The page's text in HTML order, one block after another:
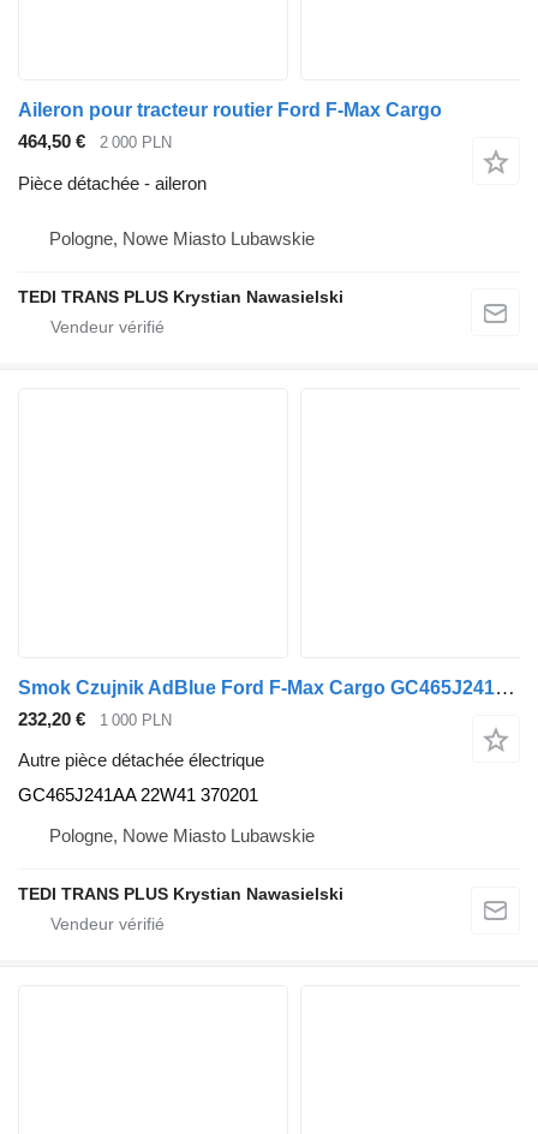
Aileron pour tracteur routier Ford F-Max Cargo
464,50 €
2 000 PLN
Pièce détachée - aileron
Pologne, Nowe Miasto Lubawskie
TEDI TRANS PLUS Krystian Nawasielski
Smok Czujnik AdBlue Ford F-Max Cargo GC465J241AA pour tracteur routier Ford F-Max Cargo
232,20 € 1 000 PLN
Autre pièce détachée électrique
GC465J241AA 22W41 370201
Pologne, Nowe Miasto Lubawskie
TEDI TRANS PLUS Krystian Nawasielski